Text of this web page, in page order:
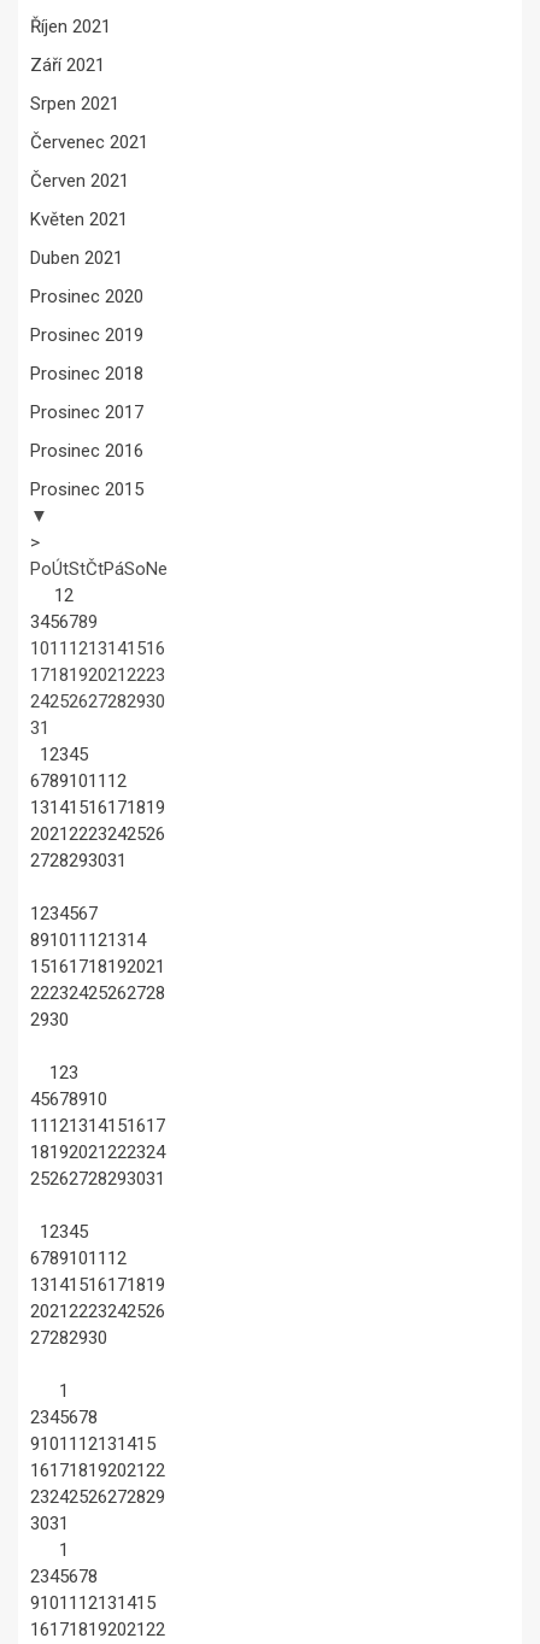
Říjen 2021
Září 2021
Srpen 2021
Červenec 2021
Červen 2021
Květen 2021
Duben 2021
Prosinec 2020
Prosinec 2019
Prosinec 2018
Prosinec 2017
Prosinec 2016
Prosinec 2015
▼
>
PoÚtStČtPáSoNe
12
3456789
1011 1213141516
17181920212223
24252627282930
31
12345
67891011 12
13141516171819
20212223242526
2728293031
1234567
891011 121314
15161718192021
22232425262728
2930
123
45678910
11 121314151617
18192021222324
25262728293031
12345
67891011 12
13141516171819
20212223242526
27282930
1
2345678
91011 12131415
16171819202122
23242526272829
3031
1
2345678
91011 12131415
16171819202122